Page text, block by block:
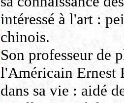
intéressé à l'art :
chinois.
Son professeur de
l'Américain Ernest
dans sa vie : aidé